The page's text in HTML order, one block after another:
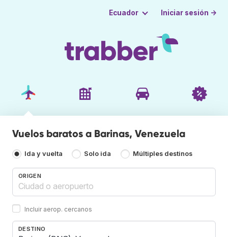
Ecuador Iniciar sesión →
Vuelos baratos a Barinas, Venezuela
Ida y vuelta Solo ida Múltiples destinos
ORIGEN
Incluir aerop. cercanos
DESTINO